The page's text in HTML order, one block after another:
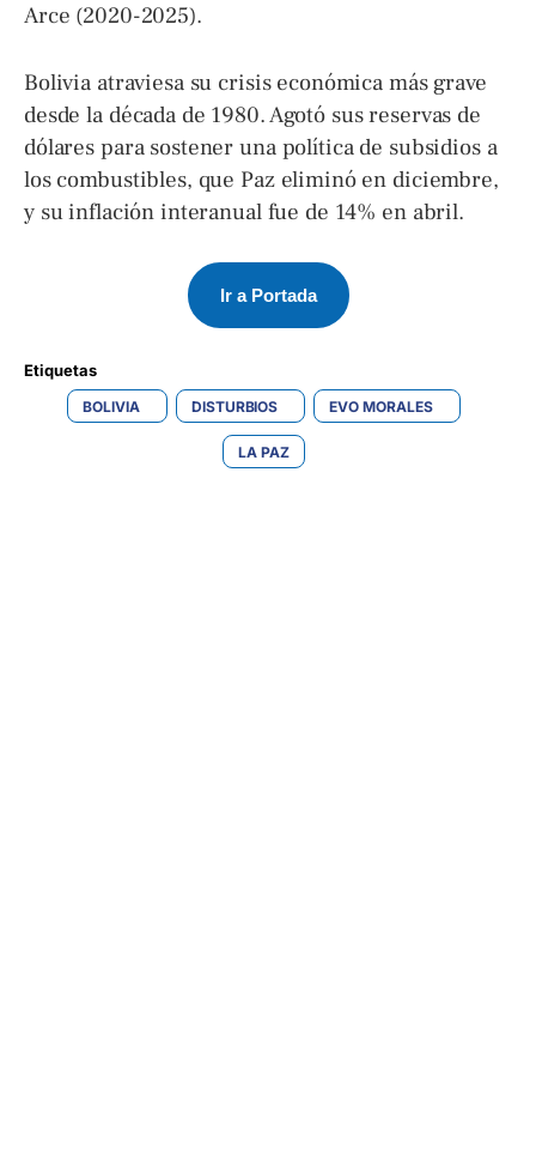
Arce (2020-2025).
Bolivia atraviesa su crisis económica más grave
desde la década de 1980. Agotó sus reservas de
dólares para sostener una política de subsidios a
los combustibles, que Paz eliminó en diciembre,
y su inflación interanual fue de 14% en abril.
Ir a Portada
Etiquetas
BOLIVIA DISTURBIOS EVO MORALES
LA PAZ